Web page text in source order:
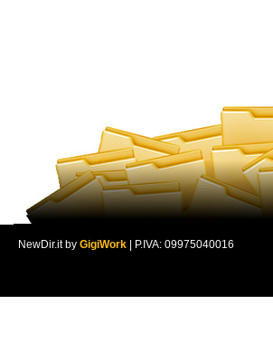
NewDir.it by GigiWork | P.IVA: 09975040016